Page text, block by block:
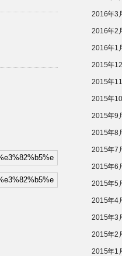
2016年3
2016年2
2016年1
2015年
2015年
2015年
2015年9
2015年8
2015年7
2015年6
2015年5
2015年4
2015年3
2015年2
2015年1